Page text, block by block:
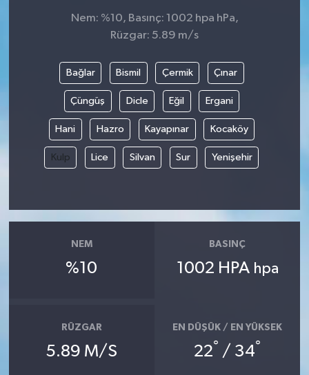
Nem: %10, Basınç: 1002 hpa hPa,
Rüzgar: 5.89 m/s
Bağlar Bismil Çermik Çınar
Çüngüş Dicle Eğil Ergani
Hani Hazro Kayapınar Kocaköy
Kulp Lice Silvan Sur Yenişehir
NEM
%10
BASINÇ
1002 HPA hpa
RÜZGAR
5.89 M/S
EN DÜŞÜK / EN YÜKSEK
22° / 34°